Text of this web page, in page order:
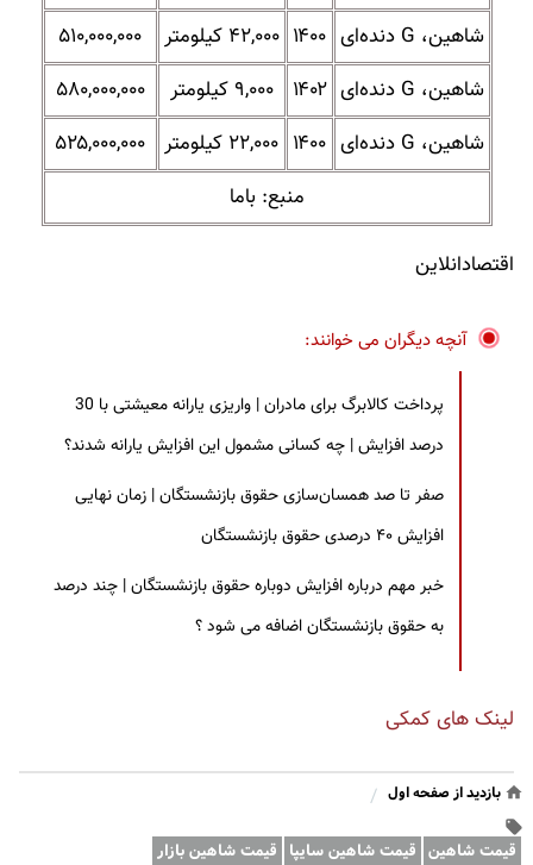
شاهین، G دنده‌ای
۱۴۰۰ ۴۲,۰۰۰ کیلومتر
۵۱۰,۰۰۰,۰۰۰
شاهین، G دنده‌ای
۱۴۰۲ ۹,۰۰۰ کیلومتر
۵۸۰,۰۰۰,۰۰۰
شاهین، G دنده‌ای
۱۴۰۰ ۲۲,۰۰۰ کیلومتر
۵۲۵,۰۰۰,۰۰۰
منبع: باما
اقتصادانلاین
آنچه دیگران می خوانند:
پرداخت کالابرگ برای مادران | واریزی یارانه معیشتی با 30
درصد افزایش | چه کسانی مشمول این افزایش یارانه شدند؟
صفر تا صد همسان‌سازی حقوق بازنشستگان | زمان نهایی
افزایش ۴۰ درصدی حقوق بازنشستگان
خبر مهم درباره افزایش دوباره حقوق بازنشستگان | چند درصد
به حقوق بازنشستگان اضافه می شود ؟
لینک های کمکی
بازدید از صفحه اول /
قیمت شاهین قیمت شاهین سایپا
قیمت شاهین بازار